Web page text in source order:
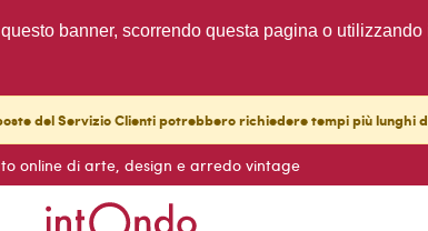
banner, scorrendo questa pagina o
del Servizio Clienti potrebbero richiedere tempi più lunghi
online di arte, design e arredo vintage